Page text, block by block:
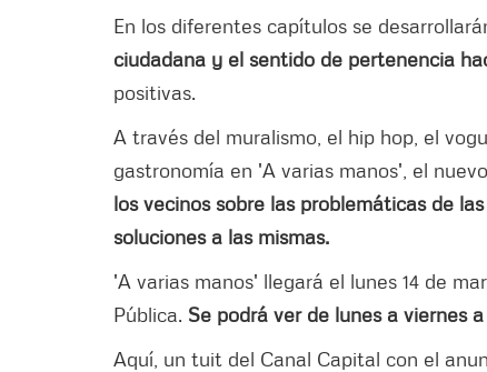
En los diferentes capítulos se
ciudadana y el sentido de pertenencia
positivas.
A través del muralismo, el hip hop, el
gastronomía en 'A varias manos', el
los vecinos sobre las problemáticas de
soluciones a las mismas.
'A varias manos' llegará el lunes 14 de
Pública. Se podrá ver de lunes a viernes
Aquí, un tuit del Canal Capital con el